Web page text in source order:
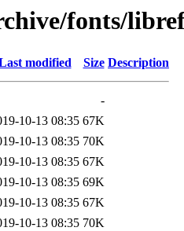
fonts/
modified Size Description
-
10-13 08:35 67K
10-13 08:35 70K
10-13 08:35 67K
10-13 08:35 69K
10-13 08:35 67K
10-13 08:35 70K